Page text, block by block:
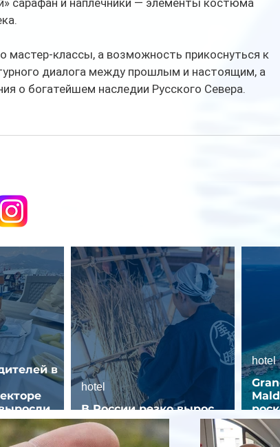
мастер-классы, а возможность прикоснуться к
диалога между прошлым и настоящим, а
о богатейшем наследии Русского Севера.
в
В России резко вырос
спрос на отели без звезд
hotel
hotel